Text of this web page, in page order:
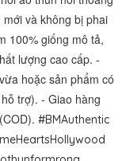
và không bị phai
100% giống mô tả,
lượng cao cấp. -
hoặc sản phẩm có
trợ). - Giao hàng
#BMAuthentic